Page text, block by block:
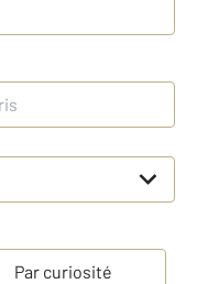
Par curiosité